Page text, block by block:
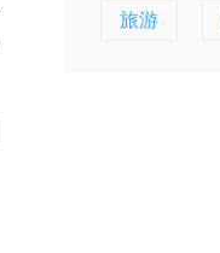
旅游